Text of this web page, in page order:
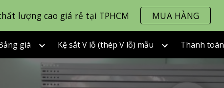
Skip to navigation
lượng cao giá rẻ tại TPHCM MUA HÀNG
giá Kệ sắt V lỗ (thép V lỗ) mẫu Thanh toán